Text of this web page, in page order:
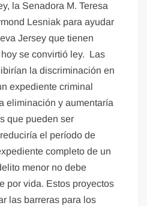
la Senadora M. Teresa
Lesniak para ayudar
Jersey que tienen
se convirtió ley. Las
la discriminación en
expediente criminal
eliminación y aumentaría
que pueden ser
el período de
completo de un
menor no debe
por vida. Estos proyectos
las barreras para los